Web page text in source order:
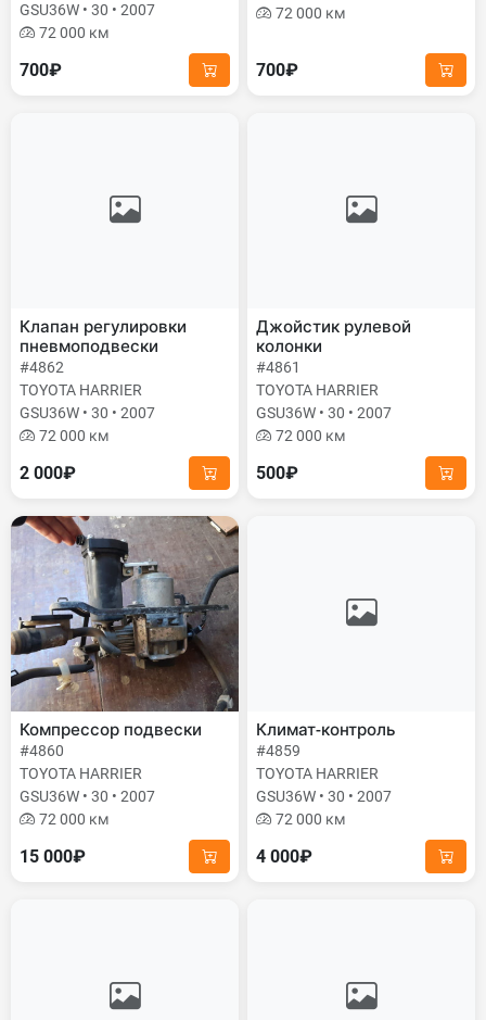
GSU36W • 30 • 2007
72 000 км
700₽
72 000 км
700₽
Клапан регулировки
пневмоподвески
#4862
TOYOTA HARRIER
GSU36W • 30 • 2007
72 000 км
2 000₽
Джойстик рулевой
колонки
#4861
TOYOTA HARRIER
GSU36W • 30 • 2007
72 000 км
500₽
Компрессор подвески
#4860
TOYOTA HARRIER
GSU36W • 30 • 2007
72 000 км
15 000₽
Климат-контроль
#4859
TOYOTA HARRIER
GSU36W • 30 • 2007
72 000 км
4 000₽